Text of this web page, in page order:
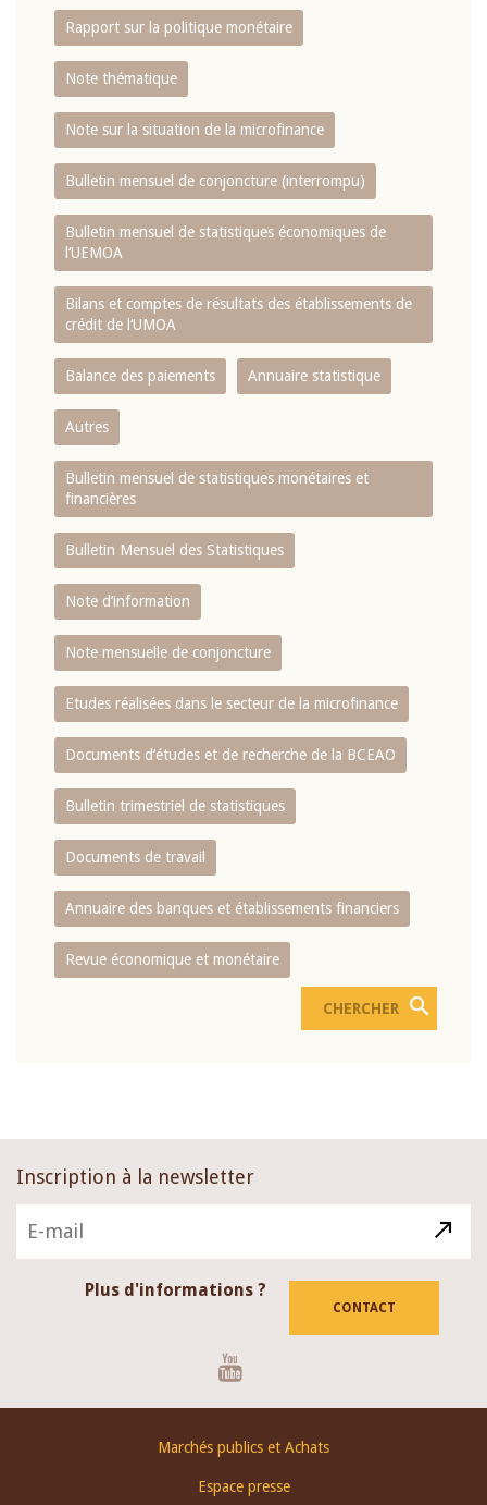
Rapport sur la politique monétaire
Note thématique
Note sur la situation de la microfinance
Bulletin mensuel de conjoncture (interrompu)
Bulletin mensuel de statistiques économiques de
l‘UEMOA
Bilans et comptes de résultats des établissements de
crédit de l‘UMOA
Balance des paiements Annuaire statistique
Autres
Bulletin mensuel de statistiques monétaires et
financières
Bulletin Mensuel des Statistiques
Note d’information
Note mensuelle de conjoncture
Etudes réalisées dans le secteur de la microfinance
Documents d’études et de recherche de la BCEAO
Bulletin trimestriel de statistiques
Documents de travail
Annuaire des banques et établissements financiers
Revue économique et monétaire
Inscription à la newsletter
Plus d'informations ?
CONTACT
Marchés publics et Achats
Espace presse